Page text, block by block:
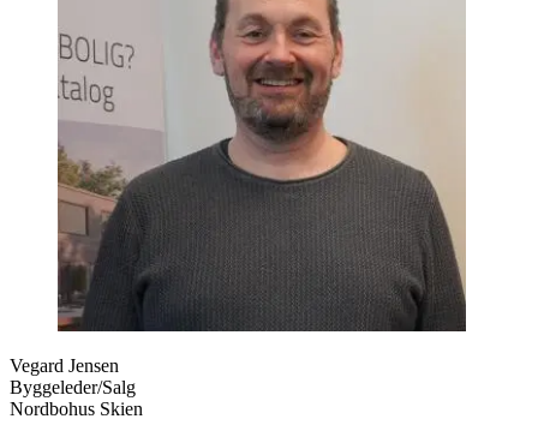
Vegard Jensen
Byggeleder/Salg
Nordbohus Skien